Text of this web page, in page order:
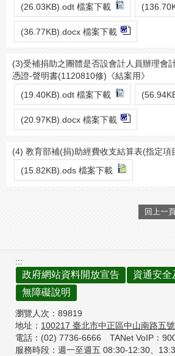
(26.03KB).odt 檔案下載
(36.77KB).docx 檔案下載
(3)受補捐助之團體是否設會計人員辦理會
憑證-聲明書(1120810修)《結案用》
(19.40KB).odt 檔案下載
(20.97KB).docx 檔案下載
(4) 教育部補(捐)助經費收支結算表(指定項
(15.82KB).ods 檔案下載
回上一
:::
政府網站資料開放宣告
資通安全
無障礙說明
瀏覽人次： 89819
地址： 100217 臺北市中正區中山南路五號
電話：(02) 7736-6666 TANet VoIP：
服務時段：週一至週五 08:30-12:30、